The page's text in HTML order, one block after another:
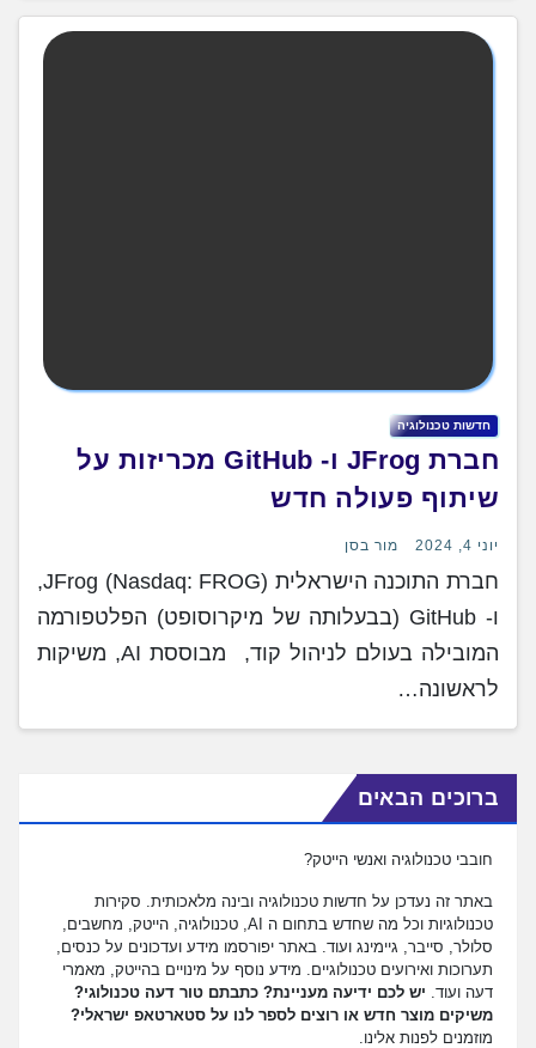
חדשות טכנולוגיה
חברת JFrog ו- GitHub מכריזות על
שיתוף פעולה חדש
יוני 4, 2024 מור בסן
חברת התוכנה הישראלית (JFrog (Nasdaq: FROG,
ו- GitHub (בבעלותה של מיקרוסופט) הפלטפורמה
המובילה בעולם לניהול קוד, מבוססת AI, משיקות
לראשונה…
ברוכים הבאים
חובבי טכנולוגיה ואנשי הייטק?
באתר זה נעדכן על חדשות טכנולוגיה ובינה מלאכותית. סקירות
טכנולוגיות וכל מה שחדש בתחום ה AI, טכנולוגיה, הייטק, מחשבים,
סלולר, סייבר, גיימינג ועוד. באתר יפורסמו מידע ועדכונים על כנסים,
תערוכות ואירועים טכנולוגיים. מידע נוסף על מינויים בהייטק, מאמרי
דעה ועוד. יש לכם ידיעה מעניינת? כתבתם טור דעה טכנולוגי?
משיקים מוצר חדש או רוצים לספר לנו על סטארטאפ ישראלי?
מוזמנים לפנות אלינו.